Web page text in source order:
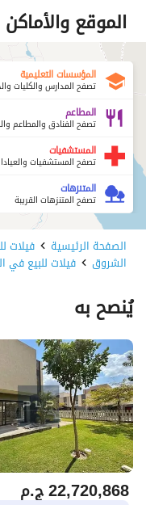
الموقع والأماكن
المؤسسات التعليمية
تصفح المدارس والكليات
المطاعم
تصفح الفنادق والمطاعم
المستشفيات
تصفح المستشفيات
المتنزهات
تصفح المتنزهات القريبة
الصفحة الرئيسية فيلات
الشروق فيلات للبيع في
يُنصح به
ج.م22,720,868